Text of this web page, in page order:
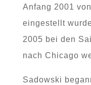
Anfang 2001
eingestellt
2005 bei den
nach Chicago
Sadowski